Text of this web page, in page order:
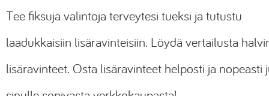
Tee fiksuja valintoja terveytesi tueksi ja tutustu
laadukkaisiin lisäravinteisiin. Löydä vertailusta
lisäravinteet. Osta lisäravinteet helposti ja nopeasti